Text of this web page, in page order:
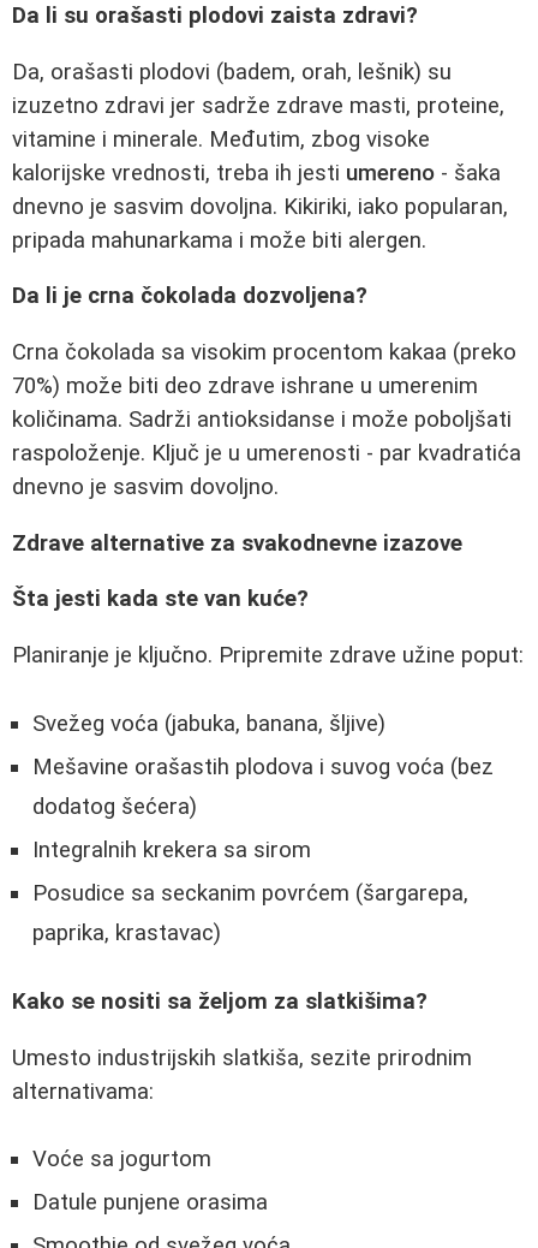
Da li su orašasti plodovi zaista zdravi?
Da, orašasti plodovi (badem, orah, lešnik) su
izuzetno zdravi jer sadrže zdrave masti, proteine,
vitamine i minerale. Međutim, zbog visoke
kalorijske vrednosti, treba ih jesti umereno - šaka
dnevno je sasvim dovoljna. Kikiriki, iako popularan,
pripada mahunarkama i može biti alergen.
Da li je crna čokolada dozvoljena?
Crna čokolada sa visokim procentom kakaa (preko
70%) može biti deo zdrave ishrane u umerenim
količinama. Sadrži antioksidanse i može poboljšati
raspoloženje. Ključ je u umerenosti - par kvadratića
dnevno je sasvim dovoljno.
Zdrave alternative za svakodnevne izazove
Šta jesti kada ste van kuće?
Planiranje je ključno. Pripremite zdrave užine poput:
Svežeg voća (jabuka, banana, šljive)
Mešavine orašastih plodova i suvog voća (bez
dodatog šećera)
Integralnih krekera sa sirom
Posudice sa seckanim povrćem (šargarepa,
paprika, krastavac)
Kako se nositi sa željom za slatkišima?
Umesto industrijskih slatkiša, sezite prirodnim
alternativama:
Voće sa jogurtom
Datule punjene orasima